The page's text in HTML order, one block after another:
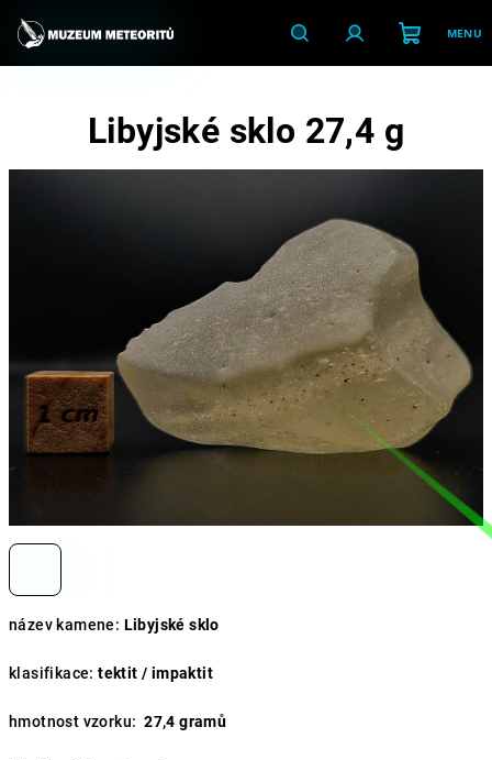
obsah
HledatPřihlášeníNákupní
název kamene: Libyjské sklo
klasifikace: tektit / impaktit
hmotnost vzorku: 27,4 gramů
Libyjské sklo 27,4 g